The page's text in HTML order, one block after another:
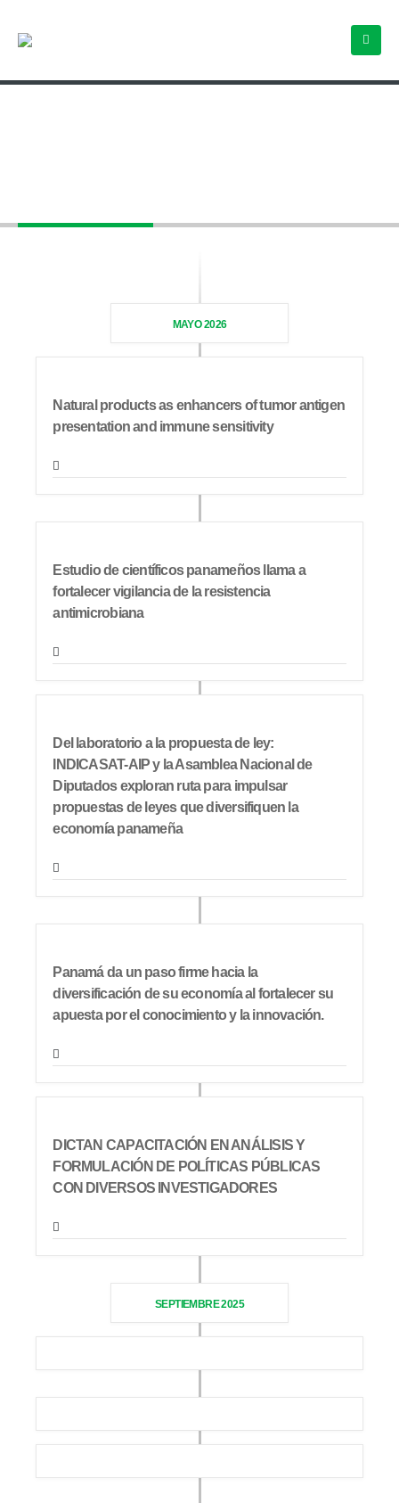
MAYO 2026
Natural products as enhancers of tumor antigen
presentation and immune sensitivity
Estudio de científicos panameños llama a
fortalecer vigilancia de la resistencia
antimicrobiana
Del laboratorio a la propuesta de ley:
INDICASAT-AIP y la Asamblea Nacional de
Diputados exploran ruta para impulsar
propuestas de leyes que diversifiquen la
economía panameña
Panamá da un paso firme hacia la
diversificación de su economía al fortalecer su
apuesta por el conocimiento y la innovación.
DICTAN CAPACITACIÓN EN ANÁLISIS Y
FORMULACIÓN DE POLÍTICAS PÚBLICAS
CON DIVERSOS INVESTIGADORES
SEPTIEMBRE 2025